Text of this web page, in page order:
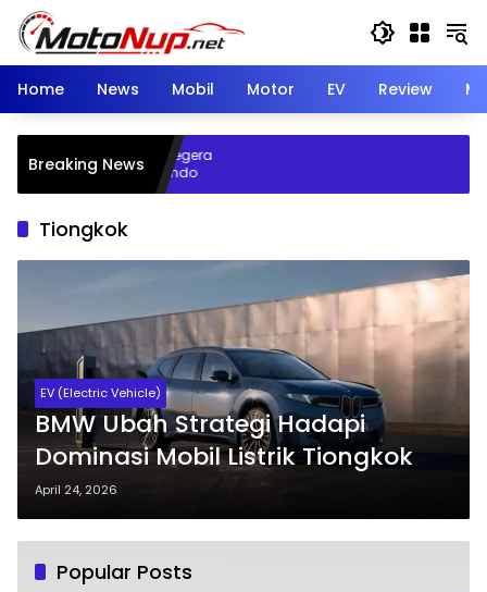
Skip
content
Home
News Mobil Motor EV Review
Breaking News
BYD di Indonesia Segera
Ini Kata Gaikindo
Tiongkok
EV (Electric Vehicle)
BMW Ubah Strategi Hadapi
Dominasi Mobil Listrik Tiongkok
April 24, 2026
Popular Posts